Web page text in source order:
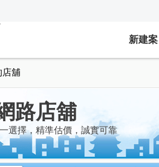
新建案
店舖
路店舖
選擇，精準估價，誠實可靠